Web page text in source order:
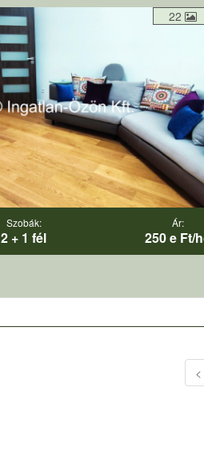
22
Szobák:
2 + 1 fél
Ár:
250 e Ft/
<